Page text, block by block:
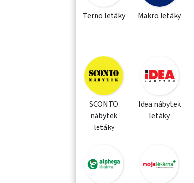
Terno letáky Makro letáky
SCONTO
nábytek
letáky
Idea nábytek
letáky